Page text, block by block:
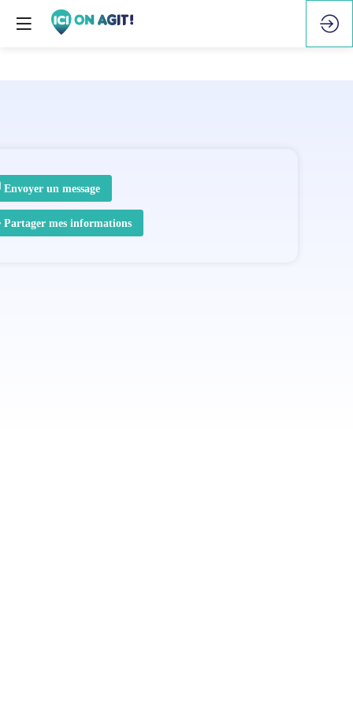
Envoyer un message
Partager mes informations